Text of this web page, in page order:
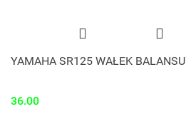
YAMAHA SR125 WAŁEK BALANSU
36.00